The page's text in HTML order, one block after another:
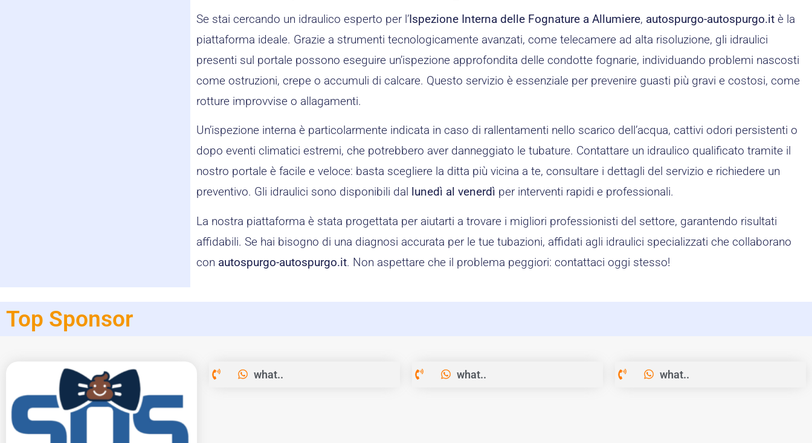
Se stai cercando un idraulico esperto per l’Ispezione Interna delle Fognature a Allumiere, autospurgo-autospurgo.it è la
piattaforma ideale. Grazie a strumenti tecnologicamente avanzati, come telecamere ad alta risoluzione, gli idraulici
presenti sul portale possono eseguire un’ispezione approfondita delle condotte fognarie, individuando problemi nascosti
come ostruzioni, crepe o accumuli di calcare. Questo servizio è essenziale per prevenire guasti più gravi e costosi, come
rotture improvvise o allagamenti.
Un’ispezione interna è particolarmente indicata in caso di rallentamenti nello scarico dell’acqua, cattivi odori persistenti o
dopo eventi climatici estremi, che potrebbero aver danneggiato le tubature. Contattare un idraulico qualificato tramite il
nostro portale è facile e veloce: basta scegliere la ditta più vicina a te, consultare i dettagli del servizio e richiedere un
preventivo. Gli idraulici sono disponibili dal lunedì al venerdì per interventi rapidi e professionali.
La nostra piattaforma è stata progettata per aiutarti a trovare i migliori professionisti del settore, garantendo risultati
affidabili. Se hai bisogno di una diagnosi accurata per le tue tubazioni, affidati agli idraulici specializzati che collaborano
con autospurgo-autospurgo.it. Non aspettare che il problema peggiori: contattaci oggi stesso!
Top Sponsor
what.. what.. what..